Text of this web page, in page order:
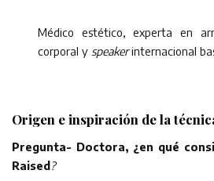
Médico estético, experta en
corporal y speakerinternacional
Origen e inspiración de la
Pregunta- Doctora, ¿en qué
Raised?